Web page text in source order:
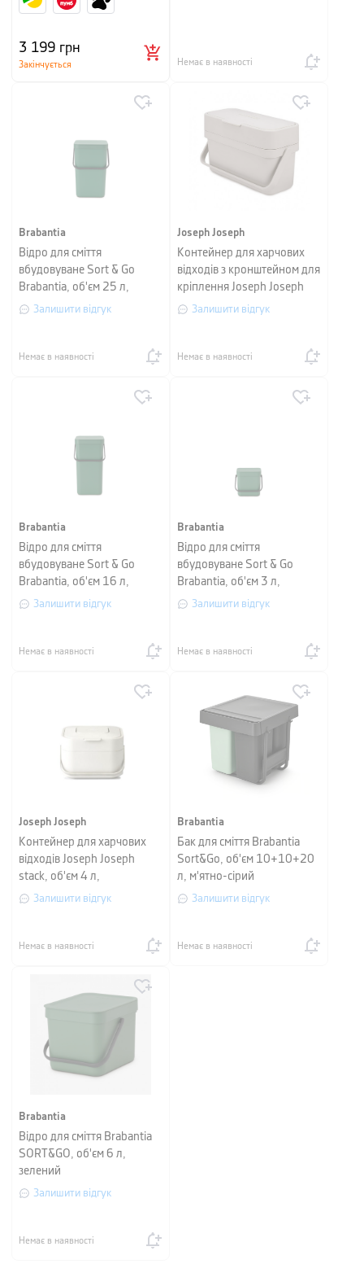
3 199 грн
Закінчується Немає в наявності
Brabantia
Відро для сміття
вбудовуване Sort & Go
Brabantia, об'єм 25 л,
зелений
Залишити відгук
Немає в наявності
Joseph Joseph
Контейнер для харчових
відходів з кронштейном для
кріплення Joseph Joseph
COMPO 4, об'єм 4 л,
Залишити відгук
Немає в наявності
Brabantia
Відро для сміття
вбудовуване Sort & Go
Brabantia, об'єм 16 л,
зелений
Залишити відгук
Немає в наявності
Brabantia
Відро для сміття
вбудовуване Sort & Go
Brabantia, об'єм 3 л,
зелений
Залишити відгук
Немає в наявності
Joseph Joseph
Контейнер для харчових
відходів Joseph Joseph
stack, об'єм 4 л,
23,5х19,7х16,1 см, білий
Залишити відгук
Немає в наявності
Brabantia
Бак для сміття Brabantia
Sort&Go, об'єм 10+10+20
л, м'ятно-сірий
Залишити відгук
Немає в наявності
Brabantia
Відро для сміття Brabantia
SORT&GO, об'єм 6 л,
зелений
Залишити відгук
Немає в наявності